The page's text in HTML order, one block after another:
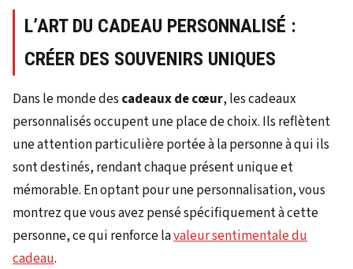
L’ART DU CADEAU PERSONNALISÉ :
CRÉER DES SOUVENIRS UNIQUES
Dans le monde des cadeaux de cœur, les cadeaux
personnalisés occupent une place de choix. Ils reflètent
une attention particulière portée à la personne à qui ils
sont destinés, rendant chaque présent unique et
mémorable. En optant pour une personnalisation, vous
montrez que vous avez pensé spécifiquement à cette
personne, ce qui renforce lavaleur sentimentale du
cadeau.